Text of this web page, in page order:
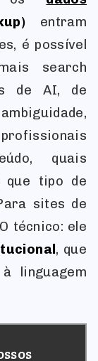
entram
é possível
search
de AI, de
quais
que tipo de
sites de
técnico: ele
, que
linguagem